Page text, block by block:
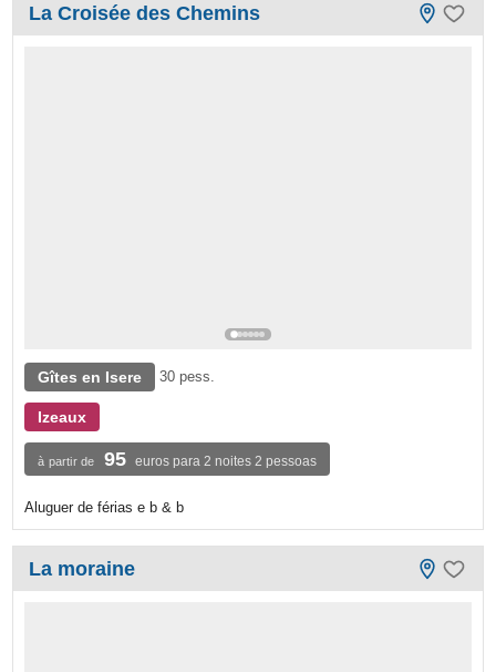
La Croisée des Chemins
Gîtes en Isere 30 pess.
Izeaux
à partir de 95 euros para 2 noites 2 pessoas
Aluguer de férias e b & b
La moraine